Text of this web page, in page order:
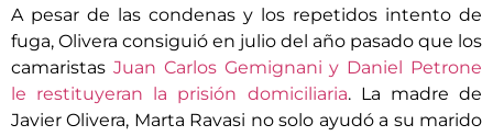
A pesar de las condenas y los repetidos intento de
fuga, Olivera consiguió en julio del año pasado que los
camaristas Juan Carlos Gemignani y Daniel Petrone
le restituyeran la prisión domiciliaria. La madre de
Javier Olivera, Marta Ravasi no solo ayudó a su marido